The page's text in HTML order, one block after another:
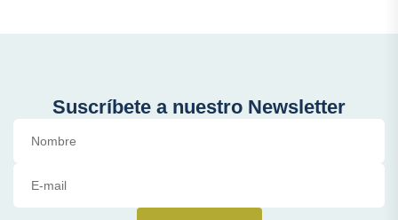
Suscríbete a nuestro Newsletter